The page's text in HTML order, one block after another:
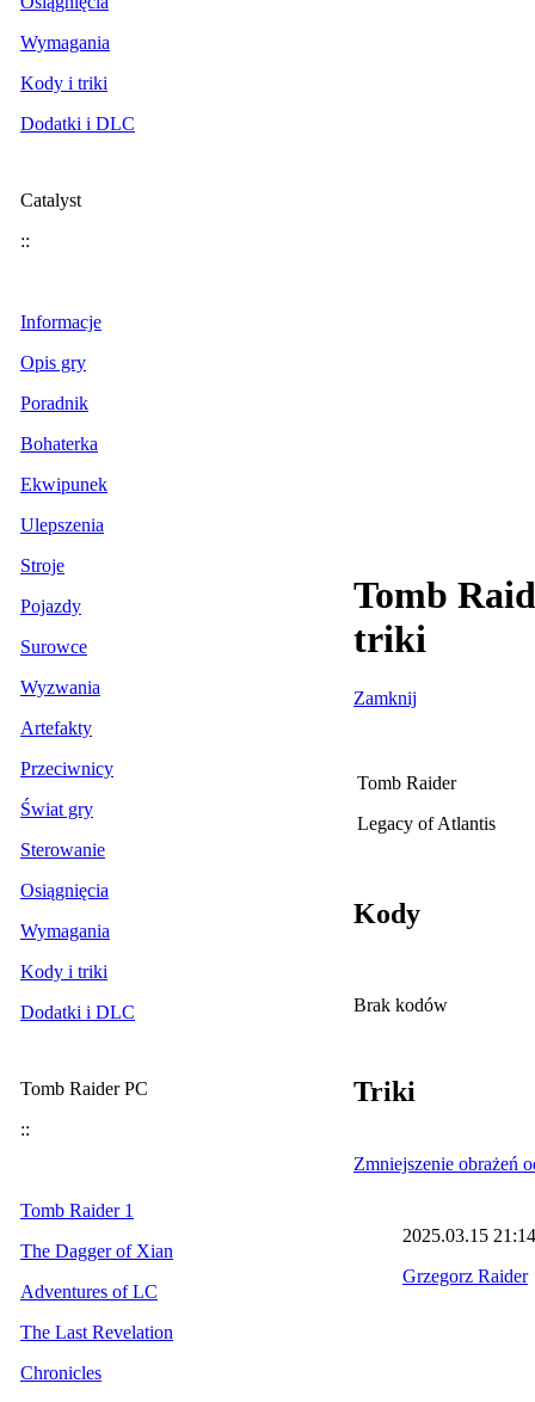
Wymagania
Kody i triki
Dodatki i DLC
Catalyst
::
Informacje
Opis gry
Poradnik
Bohaterka
Ekwipunek
Ulepszenia
Stroje
Pojazdy
Surowce
Wyzwania
Artefakty
Przeciwnicy
Świat gry
Sterowanie
Osiągnięcia
Wymagania
Kody i triki
Dodatki i DLC
Tomb Raider PC
::
Tomb Raider 1
The Dagger of Xian
Adventures of LC
The Last Revelation
Chronicles
Tomb
triki
Zamknij
Tomb Raider
Legacy of Atlantis
Kody
Brak kodów
Triki
Zmniejszenie obrażeń
2025.03.15 21:14
Grzegorz Raider